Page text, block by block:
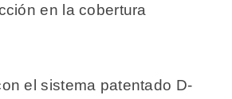
en la cobertura
el sistema patentado D-